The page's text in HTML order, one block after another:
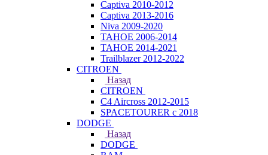
Captiva 2010-2012
Captiva 2013-2016
Niva 2009-2020
TAHOE 2006-2014
TAHOE 2014-2021
Trailblazer 2012-2022
CITROEN
Назад
CITROEN
C4 Aircross 2012-2015
SPACETOURER с 2018
DODGE
Назад
DODGE